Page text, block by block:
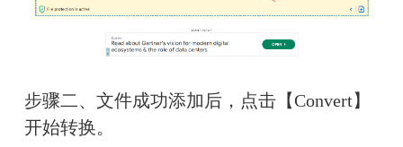
步骤二、文件成功添加后，点击【Convert】
开始转换。